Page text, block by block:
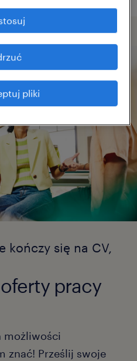
kończy się na CV,
oferty pracy
możliwości
znać! Prześlij swoje
pliki